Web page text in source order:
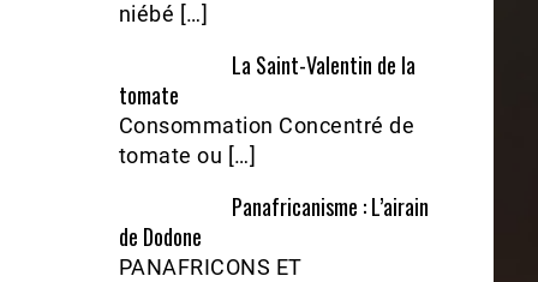
niébé […]
La Saint-Valentin de la
tomate
Consommation Concentré de
tomate ou […]
Panafricanisme : L’airain
de Dodone
PANAFRICONS ET